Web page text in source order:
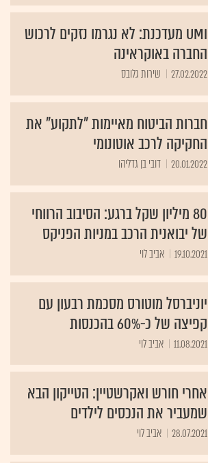
UMI מעדכנת: לא נגרמו נזקים לרכוש
החברה באוקראינה
27.02.2022 שירות גלובס
חברות הביטוח מאיימות "לתקוע" את
החקיקה לרכב אוטונומי
20.01.2022 דובי בן גדליהו
80 מיליון שקל ברגע: הסיבוב הרווחי
של יבואנית הרכב במניות הפניקס
19.10.2021 אביב לוי
יוניברסל מוטורס מסכמת רבעון עם
קפיצה של כ-60% בהכנסות
11.08.2021 אביב לוי
אחרי חורש ואקרשטיין: הטייקון הבא
שמעביר את הנכסים לילדים
28.07.2021 אביב לוי